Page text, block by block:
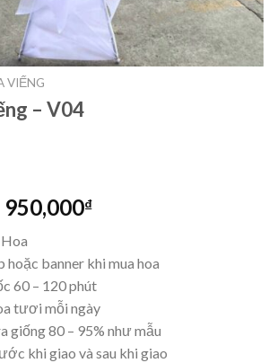
VIẾNG
– V04
Giá
là:
1,000,000₫.
950,000₫Giá
là:
950,000₫.
hoặc banner khi mua hoa
60 – 120 phút
tươi mỗi ngày
giống 80 – 95% như mẫu
khi giao và sau khi giao